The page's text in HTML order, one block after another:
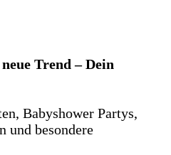
Trend – Dein
Babyshower Partys,
und besondere